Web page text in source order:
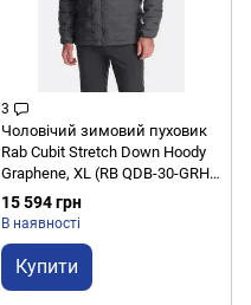
3
Чоловічий зимовий пуховик
Rab Cubit Stretch Down Hoody
Graphene, XL (RB QDB-30-GRH-
XLG)
15 594 грн
В наявності
Купити